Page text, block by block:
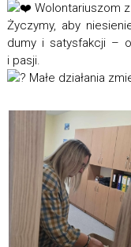
Wolontariuszom
Życzymy, aby
dumy i satysfakcji –
i pasji.
Małe działania